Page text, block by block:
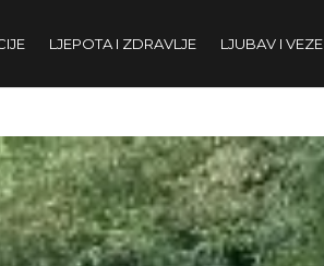
LJEPOTA I ZDRAVLJE LJUBAV I VEZE